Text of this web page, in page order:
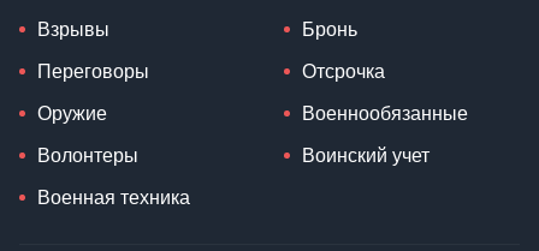
Взрывы
Переговоры
Оружие
Волонтеры
Военная техника
Бронь
Отсрочка
Военнообязанные
Воинский учет